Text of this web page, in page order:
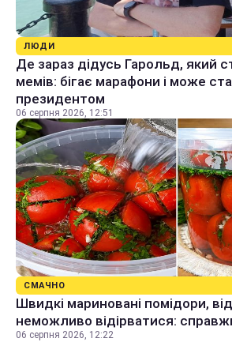
ЛЮДИ
Де зараз дідусь Гарольд, який
мемів: бігає марафони і може
президентом
06 серпня 2026, 12:51
СМАЧНО
Швидкі мариновані помідори,
неможливо відірватися:
06 серпня 2026, 12:22